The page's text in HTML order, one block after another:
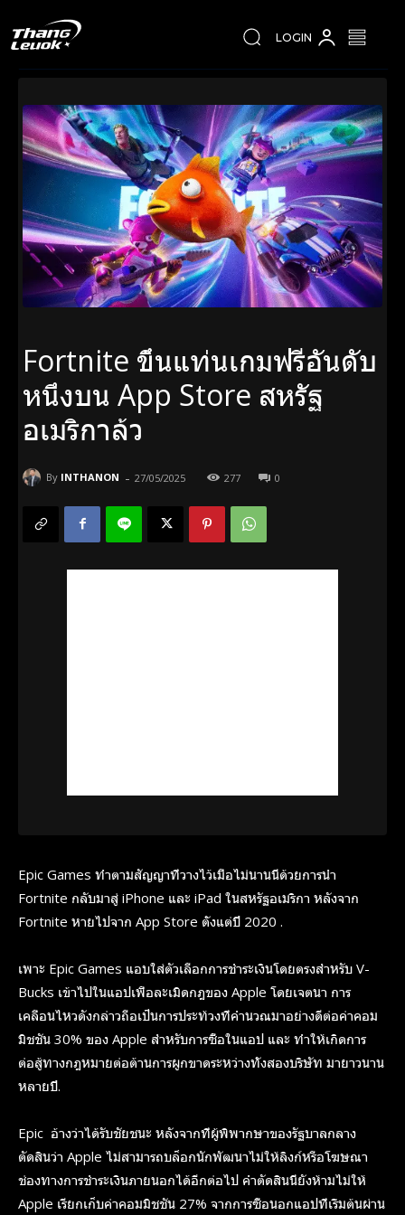
LOGIN
Fortnite ขึ้นแท่นเกมฟรีอันดับ
หนึ่งบน App Store สหรัฐ
อเมริกาล้ว
By INTHANON - 27/05/2025 277 0
Epic Games ทำตามสัญญาที่วางไว้เมื่อไม่นานนี้ด้วยการนำ
Fortnite กลับมาสู่ iPhone และ iPad ในสหรัฐอเมริกา หลังจาก
Fortnite หายไปจาก App Store ตั้งแต่ปี 2020 .
เพาะ Epic Games แอบใส่ตัวเลือกการชำระเงินโดยตรงสำหรับ V-
Bucks เข้าไปในแอปเพื่อละเมิดกฎของ Apple โดยเจตนา การ
เคลื่อนไหวดังกล่าวถือเป็นการประท้วงที่คำนวณมาอย่างดีต่อค่าคอม
มิชชัน 30% ของ Apple สำหรับการซื้อในแอป และ ทำให้เกิดการ
ต่อสู้ทางกฎหมายต่อต้านการผูกขาดระหว่างทั้งสองบริษัท มายาวนาน
หลายปี.
Epic อ้างว่าได้รับชัยชนะ หลังจากที่ผู้พิพากษาของรัฐบาลกลาง
ตัดสินว่า Apple ไม่สามารถบล็อกนักพัฒนาไม่ให้ลิงก์หรือโฆษณา
ช่องทางการชำระเงินภายนอกได้อีกต่อไป คำตัดสินนี้ยังห้ามไม่ให้
Apple เรียกเก็บค่าคอมมิชชัน 27% จากการซื้อนอกแอปที่เริ่มต้นผ่าน